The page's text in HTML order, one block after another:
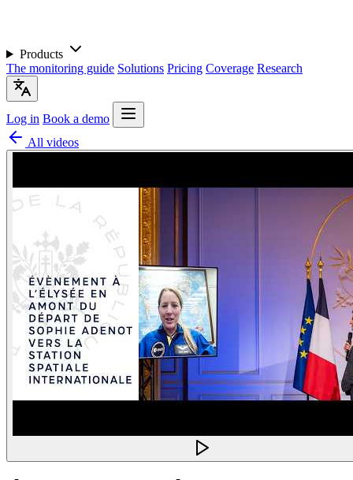
Products
The monitoring guide Solutions Pricing Coverage Research
Log in Book a demo
All videos